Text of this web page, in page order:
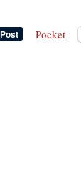
Pocket